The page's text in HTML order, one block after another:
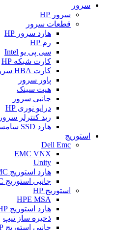
سرور
سرور HP
قطعات سرور
هارد سرور HP
رم HP
سی پی یو Intel
کارت شبکه HP
کارت HBA سرور HP
پاور سرور
هیت سینک
جانبی سرور
درایو نوری HP
رید کنترلر سرور HP
هارد SSD سامسونگ
استوریج
Dell Emc
EMC VNX
Unity
هارد استوریج EMC
جانبی استوریج EMC
استوریج HP
HPE MSA
هارد استوریج HP
ذخیره ساز تیپ
جانبی استوریج HP